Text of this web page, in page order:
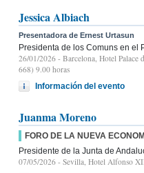
Jessica Albiach
Presentadora de Ernest Urtasun
Presidenta de los Comuns en el
26/01/2026 - Barcelona, Hotel Palace
668) 9.00 horas
Información del evento
Juanma Moreno
FORO DE LA NUEVA
Presidente de la Junta de
07/05/2026 - Sevilla, Hotel Alfonso